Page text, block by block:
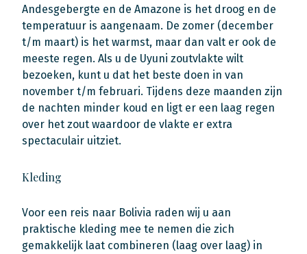
Andesgebergte en de Amazone is het droog en de
temperatuur is aangenaam. De zomer (december
t/m maart) is het warmst, maar dan valt er ook de
meeste regen. Als u de Uyuni zoutvlakte wilt
bezoeken, kunt u dat het beste doen in van
november t/m februari. Tijdens deze maanden zijn
de nachten minder koud en ligt er een laag regen
over het zout waardoor de vlakte er extra
spectaculair uitziet.
Kleding
Voor een reis naar Bolivia raden wij u aan
praktische kleding mee te nemen die zich
gemakkelijk laat combineren (laag over laag) in